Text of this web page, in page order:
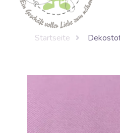
Startseite